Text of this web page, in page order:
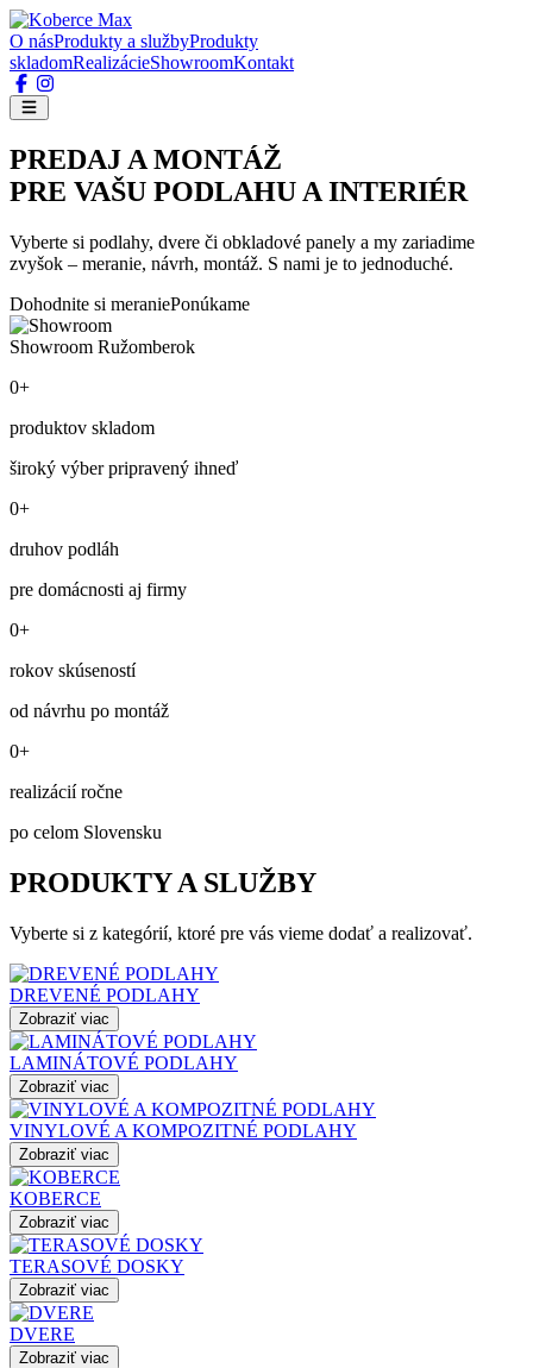
O násProdukty a službyProdukty
skladomRealizácieShowroomKontakt
PREDAJ A MONTÁŽ
PRE VAŠU PODLAHU A INTERIÉR
Vyberte si podlahy, dvere či obkladové panely a my zariadime
zvyšok – meranie, návrh, montáž. S nami je to jednoduché.
Dohodnite si meraniePonúkame
Showroom Ružomberok
0+
produktov skladom
široký výber pripravený ihneď
0+
druhov podláh
pre domácnosti aj firmy
0+
rokov skúseností
od návrhu po montáž
0+
realizácií ročne
po celom Slovensku
PRODUKTY A SLUŽBY
Vyberte si z kategórií, ktoré pre vás vieme dodať a realizovať.
DREVENÉ PODLAHY
Zobraziť viac
LAMINÁTOVÉ PODLAHY
Zobraziť viac
VINYLOVÉ A KOMPOZITNÉ PODLAHY
Zobraziť viac
KOBERCE
Zobraziť viac
TERASOVÉ DOSKY
Zobraziť viac
DVERE
Zobraziť viac